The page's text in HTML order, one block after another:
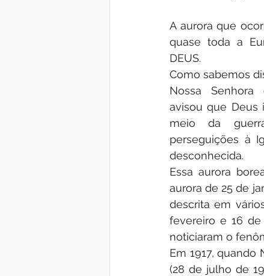
A aurora que
quase toda a
DEUS.
Como sabemos
Nossa
avisou que Deus
meio da
perseguições à
desconhecida.
Essa aurora
aurora de 25 de
descrita em
fevereiro e 16
noticiaram o
Em 1917,
(28 de julho de